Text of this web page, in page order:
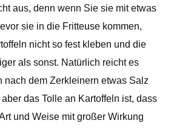
aus, denn wenn Sie sie mit etwas
sie in die Fritteuse kommen,
nicht so fest kleben und die
als sonst. Natürlich reicht es
nach dem Zerkleinern etwas Salz
das Tolle an Kartoffeln ist, dass
und Weise mit großer Wirkung